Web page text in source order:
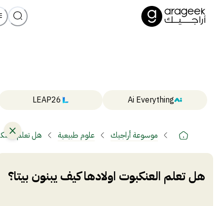
Ai Everything
LEAP26
موسوعة أراجيك علوم طبيعية هل تعلم
هل تعلم العنكبوت اولادها كيف يبنون بيتا؟